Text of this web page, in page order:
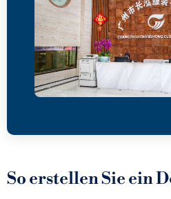
So erstellen Sie ein